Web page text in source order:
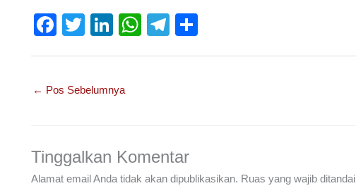
F
e
o
k
T
er
Li
e
W
p
T
← Pos Sebelumnya
Tinggalkan Komentar
Alamat email Anda tidak akan dipublikasikan. Ruas yang wajib ditandai